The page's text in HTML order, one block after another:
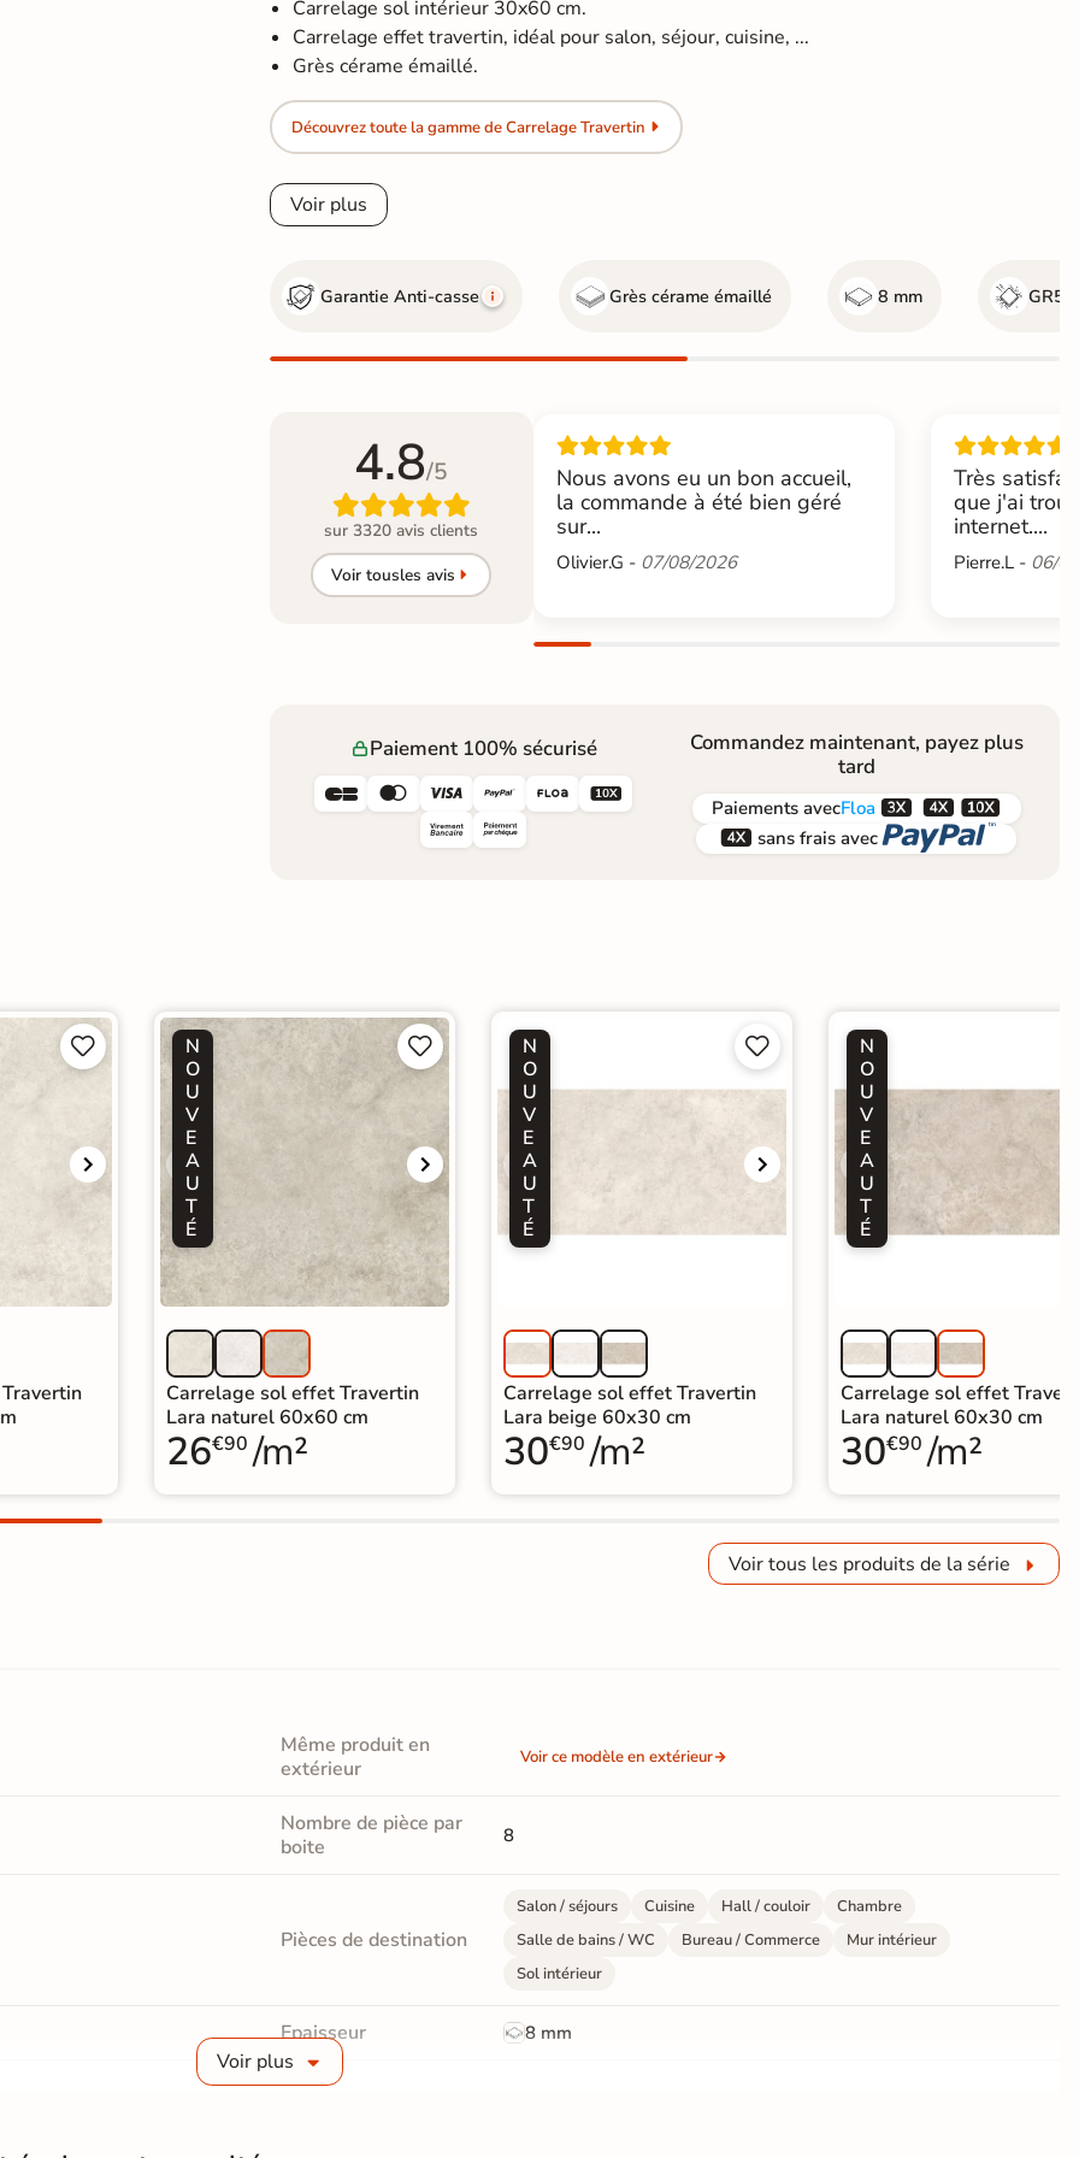
Carrelage sol intérieur 30x60 cm.
Carrelage effet travertin, idéal pour salon, séjour, cuisine, ...
Grès cérame émaillé.
Découvrez toute la gamme de Carrelage Travertin
Voir plus
Garantie Anti-casse Grès cérame émaillé 8 mm GR5
4.8/5

sur 3320 avis clients
Voir tousles avis
Nous avons eu un bon accueil,
la commande à été bien géré
sur...
Olivier.G - 07/08/2026
Très
que j'ai
internet....
Pierre.L - 06/
Paiement 100% sécurisé
     
Commandez maintenant, payez plus
tard
PaiementsavecFloa  
 sans frais avec 


N
O
U
V
E
A
U
T
É


Carrelage sol effet Travertin
Lara naturel 60x60 cm
26€90 /m²
N
O
U
V
E
A
U
T
É


Carrelage sol effet Travertin
Lara beige 60x30 cm
30€90 /m²
N
O
U
V
E
A
U
T
É
Carrelage sol effet
Lara naturel 60x30 cm
30€90 /m²
Voir tous les produits de la série
Même produit en
extérieur
Voir ce modèle en extérieur
Nombre de pièce par
boite
8
Pièces de destination
Salon / séjours Cuisine Hall / couloir
Chambre
Salle de bains / WC
Bureau / Commerce
Mur intérieur
Sol intérieur
Epaisseur 8 mm
Masse colorée
Voir plus